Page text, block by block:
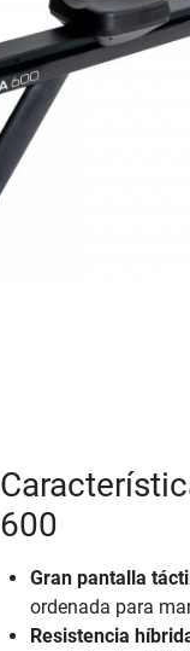
600
Gran pantalla
ordenada para
Resistencia